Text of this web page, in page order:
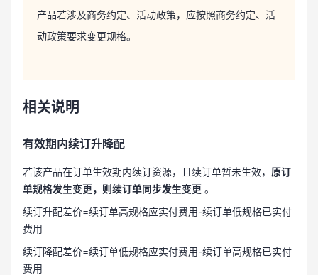
产品若涉及商务约定、活动政策，应按照商务约定、活
动政策要求变更规格。
相关说明
有效期内续订升降配
若该产品在订单生效期内续订资源，且续订单暂未生效， 原订
单规格发生变更，则续订单同步发生变更 。
续订升配差价=续订单高规格应实付费用-续订单低规格已实付
费用
续订降配差价=续订单低规格应实付费用-续订单高规格已实付
费用